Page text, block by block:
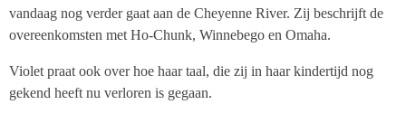
vandaag nog verder gaat aan de Cheyenne River. Zij beschrijft de
overeenkomsten met Ho-Chunk, Winnebego en Omaha.
Violet praat ook over hoe haar taal, die zij in haar kindertijd nog
gekend heeft nu verloren is gegaan.